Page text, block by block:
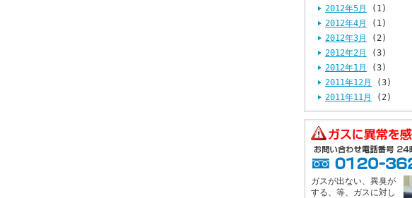
2012年5月
(1)
2012年4月
(1)
2012年3月
(2)
2012年2月
(3)
2012年1月
(3)
2011年12月
(3)
2011年11月
(2)
ガスが出ない、異臭が
する、等、ガスに対し